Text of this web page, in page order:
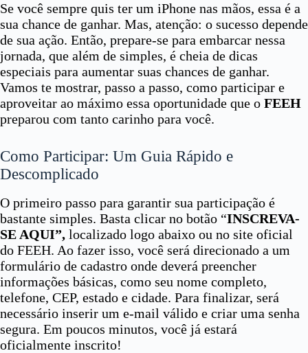
Se você sempre quis ter um iPhone nas mãos, essa é a
sua chance de ganhar. Mas, atenção: o sucesso depende
de sua ação. Então, prepare-se para embarcar nessa
jornada, que além de simples, é cheia de dicas
especiais para aumentar suas chances de ganhar.
Vamos te mostrar, passo a passo, como participar e
aproveitar ao máximo essa oportunidade que o FEEH
preparou com tanto carinho para você.
Como Participar: Um Guia Rápido e
Descomplicado
O primeiro passo para garantir sua participação é
bastante simples. Basta clicar no botão “INSCREVA-
SE AQUI”, localizado logo abaixo ou no site oficial
do FEEH. Ao fazer isso, você será direcionado a um
formulário de cadastro onde deverá preencher
informações básicas, como seu nome completo,
telefone, CEP, estado e cidade. Para finalizar, será
necessário inserir um e-mail válido e criar uma senha
segura. Em poucos minutos, você já estará
oficialmente inscrito!